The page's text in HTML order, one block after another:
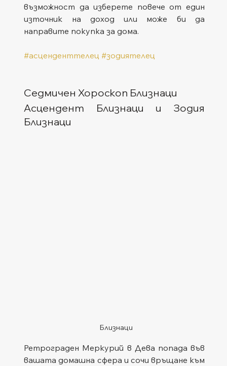
възможност да изберете повече от един
източник на доход или може би да
направите покупка за дома.
#асценденттелец #зодиятелец
Седмичен Хороскоп Близнаци
Асцендент Близнаци и Зодия
Близнаци
Близнаци
Ретрограден Меркурий в Дева попада във
вашата домашна сфера и сочи връщане към